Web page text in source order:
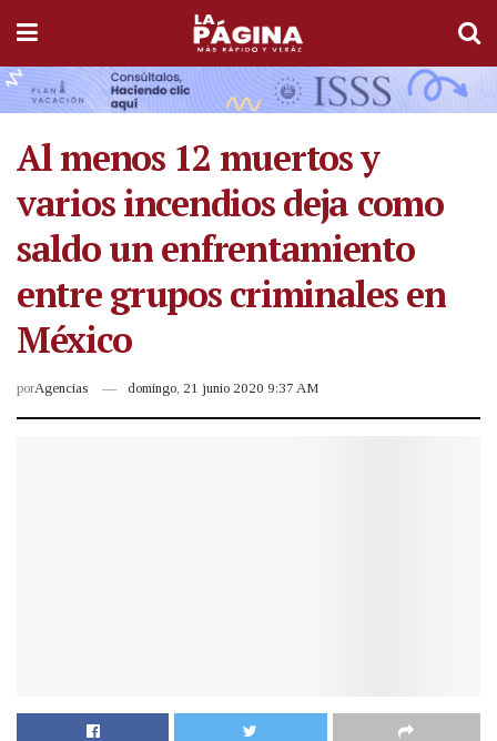
Al menos 12 muertos y
varios incendios deja como
saldo un enfrentamiento
entre grupos criminales en
México
porAgencias domingo, 21 junio 2020 9:37 AM